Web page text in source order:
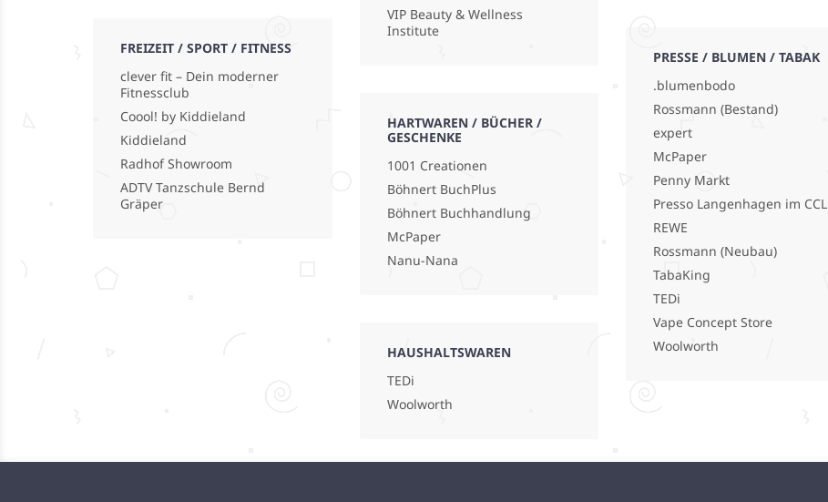
FREIZEIT / SPORT / FITNESS
clever fit – Dein moderner
Fitnessclub
Coool! by Kiddieland
Kiddieland
Radhof Showroom
ADTV Tanzschule Bernd
Gräper
VIP Beauty & Wellness
Institute
HARTWAREN / BÜCHER /
GESCHENKE
1001 Creationen
Böhnert BuchPlus
Böhnert Buchhandlung
McPaper
Nanu-Nana
HAUSHALTSWAREN
TEDi
Woolworth
PRESSE / BLUMEN / TABAK
.blumenbodo
Rossmann (Bestand)
expert
McPaper
Penny Markt
Presso Langenhagen im CCL
REWE
Rossmann (Neubau)
TabaKing
TEDi
Vape Concept Store
Woolworth